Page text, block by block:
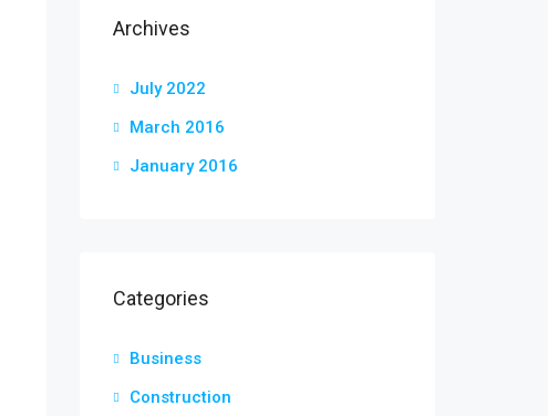
Archives
July 2022
March 2016
January 2016
Categories
Business
Construction